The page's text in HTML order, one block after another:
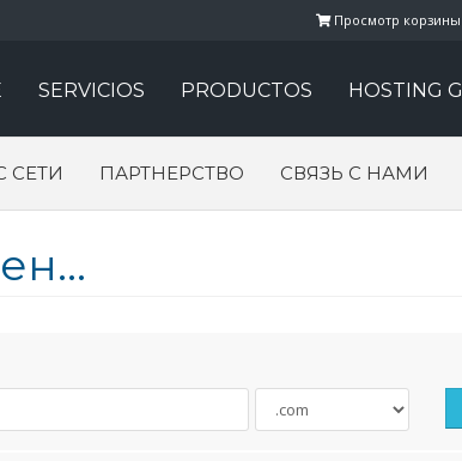
Просмотр корзины
SERVICIOS PRODUCTOS HOSTING
СЕТИ ПАРТНЕРСТВО СВЯЗЬ С НАМИ